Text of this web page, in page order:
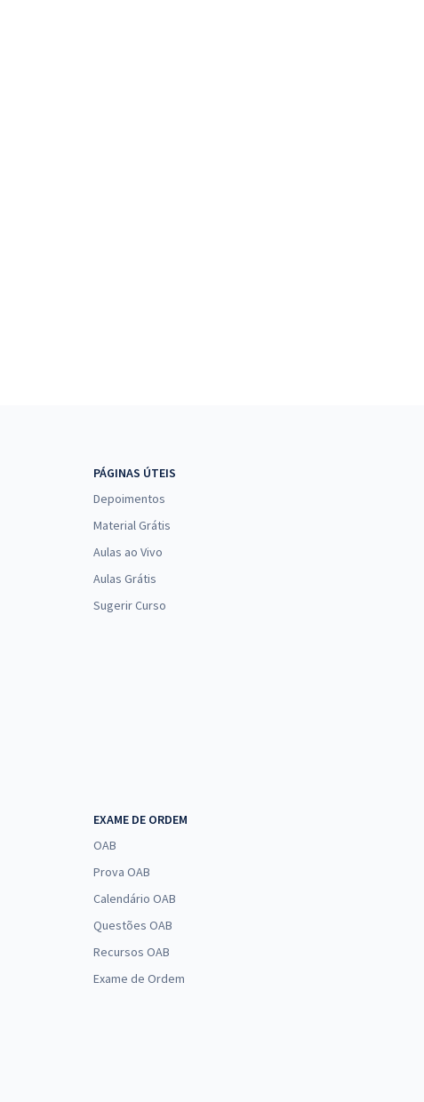
PÁGINAS ÚTEIS
Depoimentos
Material Grátis
Aulas ao Vivo
Aulas Grátis
Sugerir Curso
EXAME DE ORDEM
OAB
Prova OAB
Calendário OAB
Questões OAB
Recursos OAB
Exame de Ordem